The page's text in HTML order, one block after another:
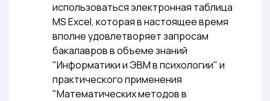
использоваться электронная таблица
MS Excel, которая в настоящее время
вполне удовлетворяет запросам
бакалавров в объеме знаний
"Информатики и ЭВМ в психологии" и
практического применения
"Математических методов в